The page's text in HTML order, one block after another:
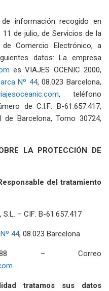
información recogido en
de julio, de Servicios de la
Comercio Electrónico, a
datos: La empresa
es VIAJES OCENIC 2000,
Nº 44, 08.023 Barcelona,
, teléfono
de C.I.F: B-61.657.417,
Barcelona, Tomo 30724,
LA PROTECCIÓN DE
del tratamiento
S.L. – CIF: B-61.657.417
44, 08.023 Barcelona
288 – Correo
tratamos sus datos